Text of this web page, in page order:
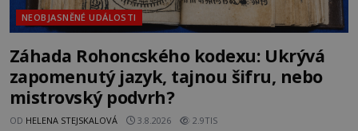
NEOBJASNĚNÉ UDÁLOSTI
Záhada Rohoncského kodexu: Ukrývá
zapomenutý jazyk, tajnou šifru, nebo
mistrovský podvrh?
OD HELENA STEJSKALOVÁ 3.8.2026 2.9TIS